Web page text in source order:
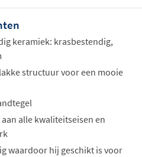
keramiek: krasbestendig,
structuur voor een mooie
alle kwaliteitseisen en
waardoor hij geschikt is voor